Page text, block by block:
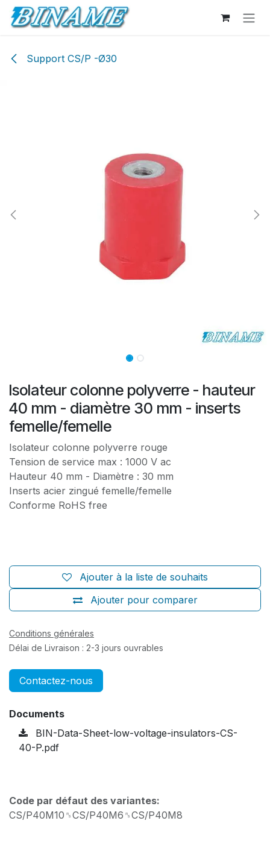
Se rendre au contenu
Support CS/P -Ø30
Isolateur colonne polyverre - hauteur
40 mm - diamètre 30 mm - inserts
femelle/femelle
Isolateur colonne polyverre rouge
Tension de service max : 1000 V ac
Hauteur 40 mm - Diamètre : 30 mm
Inserts acier zingué femelle/femelle
Conforme RoHS free
Ajouter pour comparer
Ajouter à la liste de souhaits
Conditions générales
Délai de Livraison : 2-3 jours ouvrables
Contactez-nous
Documents
BIN-Data-Sheet-low-voltage-insulators-CS-
40-P.pdf
Code par défaut des variantes:
CS/P40M10␞CS/P40M6␞CS/P40M8